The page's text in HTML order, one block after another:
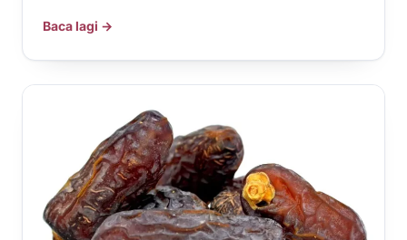
Baca lagi →